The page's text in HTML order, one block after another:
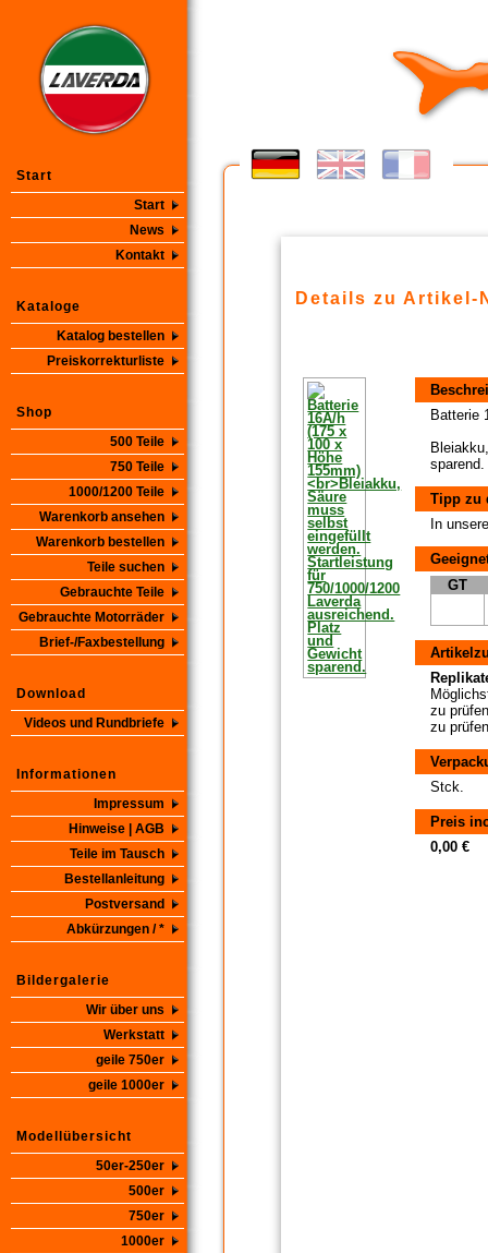
Start
Start
News
Kontakt
Kataloge
Katalog bestellen
Preiskorrekturliste
Shop
500 Teile
750 Teile
1000/1200 Teile
Warenkorb ansehen
Warenkorb bestellen
Teile suchen
Gebrauchte Teile
Gebrauchte Motorräder
Brief-/Faxbestellung
Download
Videos und Rundbriefe
Informationen
Impressum
Hinweise | AGB
Teile im Tausch
Bestellanleitung
Postversand
Abkürzungen / *
Bildergalerie
Wir über uns
Werkstatt
geile 750er
geile 1000er
Modellübersicht
50er-250er
500er
750er
1000er
Details zu Artikel-
Batterie
sparend.
Tipp zu
In
GT
zu
zu
Stck.
Preis
0,00 €